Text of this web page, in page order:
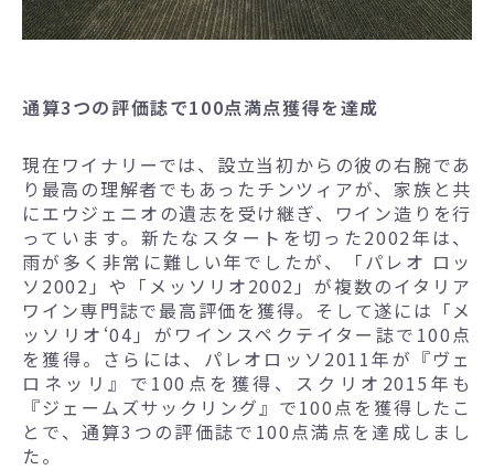
通算3つの評価誌で100点満点獲得を達成
現在ワイナリーでは、設立当初からの彼の右腕であ
り最高の理解者でもあったチンツィアが、家族と共
にエウジェニオの遺志を受け継ぎ、ワイン造りを行
っています。新たなスタートを切った2002年は、
雨が多く非常に難しい年でしたが、「パレオ ロッ
ソ2002」や「メッソリオ2002」が複数のイタリア
ワイン専門誌で最高評価を獲得。そして遂には「メ
ッソリオ‘04」がワインスペクテイター誌で100点
を獲得。さらには、パレオロッソ2011年が『ヴェ
ロネッリ』で100点を獲得、スクリオ2015年も
『ジェームズサックリング』で100点を獲得したこ
とで、通算3つの評価誌で100点満点を達成しまし
た。